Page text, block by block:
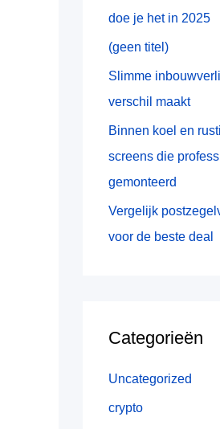
:
doe je het in 2025
(geen titel)
Slimme
verschil maakt
Binnen koel en
screens die
gemonteerd
Vergelijk
voor de beste deal
Categorieën
Uncategorized
crypto